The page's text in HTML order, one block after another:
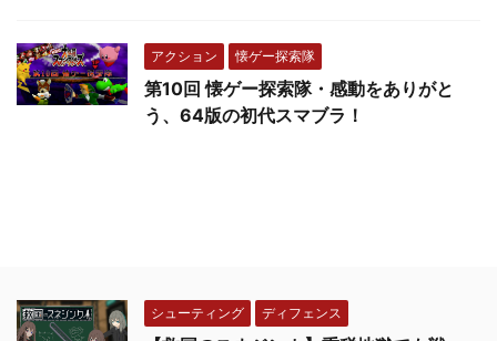
アクション 懐ゲー探索隊
第10回 懐ゲー探索隊・感動をありがと
う、64版の初代スマブラ！
シューティング ディフェンス